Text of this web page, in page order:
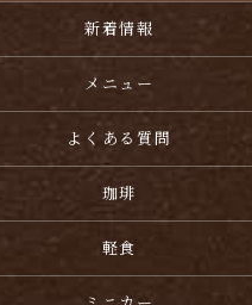
新着情報
メニュー
よくある質問
珈琲
軽食